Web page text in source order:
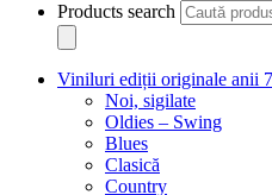
Products search
Viniluri ediții originale anii
Noi, sigilate
Oldies – Swing
Blues
Clasică
Country